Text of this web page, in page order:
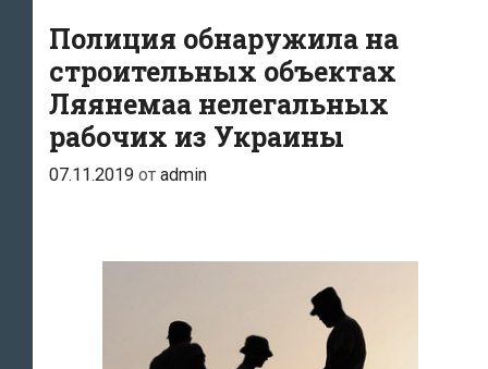
Полиция обнаружила на
строительных объектах
Ляянемаа нелегальных
рабочих из Украины
07.11.2019 от admin